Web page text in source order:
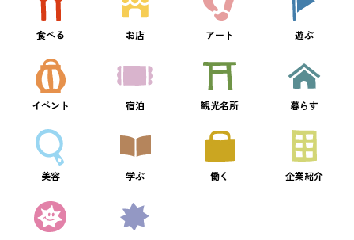
食べる お店 アート 遊ぶ
イベント 宿泊 観光名所 暮らす
美容 学ぶ 働く 企業紹介